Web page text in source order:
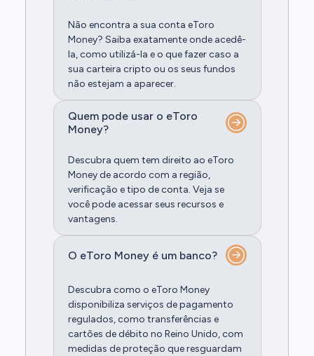
Não encontra a sua conta eToro
Money? Saiba exatamente onde acedê-
la, como utilizá-la e o que fazer caso a
sua carteira cripto ou os seus fundos
não estejam a aparecer.
Quem pode usar o eToro
Money?
Descubra quem tem direito ao eToro
Money de acordo com a região,
verificação e tipo de conta. Veja se
você pode acessar seus recursos e
vantagens.
O eToro Money é um banco?
Descubra como o eToro Money
disponibiliza serviços de pagamento
regulados, como transferências e
cartões de débito no Reino Unido, com
medidas de proteção que resguardam